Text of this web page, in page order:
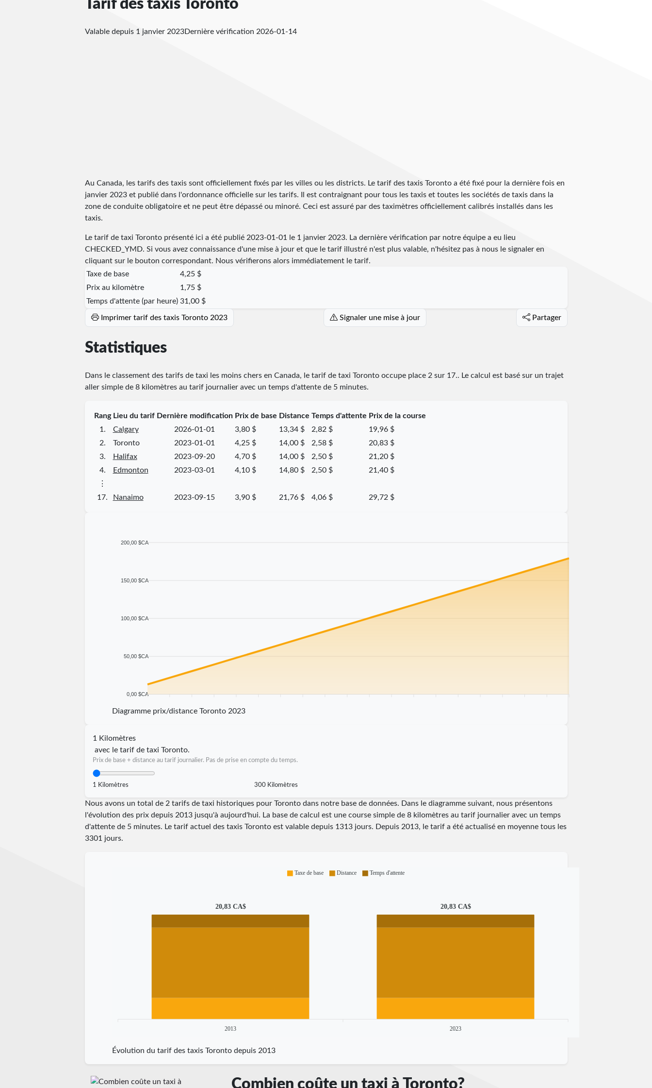
Tarif des taxis Toronto
Valable depuis 1 janvier 2023Dernière vérification 2026-01-14
Au Canada, les tarifs des taxis sont officiellement fixés par les villes ou les districts. Le tarif des taxis Toronto a été fixé pour la dernière fois en
janvier 2023 et publié dans l'ordonnance officielle sur les tarifs. Il est contraignant pour tous les taxis et toutes les sociétés de taxis dans la
zone de conduite obligatoire et ne peut être dépassé ou minoré. Ceci est assuré par des taximètres officiellement calibrés installés dans les
taxis.
Le tarif de taxi Toronto présenté ici a été publié 2023-01-01
le 1 janvier 2023. La dernière vérification par notre équipe a eu lieu
CHECKED_YMD. Si vous avez connaissance d'une mise à jour et que le tarif illustré n'est plus valable, n'hésitez pas à nous le signaler en
cliquant sur le bouton correspondant. Nous vérifierons alors immédiatement le tarif.
Taxe de base
4,25 $
Prix au kilomètre
1,75 $
Temps d'attente (par heure) 31,00 $
Imprimer tarif des taxis Toronto 2023 Signaler une mise à jour Partager
Statistiques
Dans le classement des tarifs de taxi les moins chers en Canada, le tarif de taxi Toronto occupe place 2 sur 17.. Le calcul est basé sur un trajet
aller simple de 8 kilomètres au tarif journalier avec un temps d'attente de 5 minutes.
Rang Lieu du tarif Dernière modification Prix de base Distance Temps d'attente Prix de la course
1.
Calgary 2026-01-01 3,80 $ 13,34 $ 2,82 $
19,96 $
2.
Toronto 2023-01-01 4,25 $ 14,00 $ 2,58 $
20,83 $
3.
Halifax 2023-09-20 4,70 $ 14,00 $ 2,50 $
21,20 $
4.
Edmonton 2023-03-01 4,10 $ 14,80 $ 2,50 $
21,40 $
⋮
17.
Nanaimo 2023-09-15 3,90 $ 21,76 $ 4,06 $ 29,72 $
200,00 $CA
150,00 $CA
100,00 $CA
50,00 $CA
0,00 $CA
Diagramme prix/distance Toronto 2023
1 Kilomètres
avec le tarif de taxi Toronto.
Prix de base + distance au tarif journalier. Pas de prise en compte du temps.
1 Kilomètres 300 Kilomètres
Nous avons un total de 2 tarifs de taxi historiques pour Toronto dans notre base de données. Dans le diagramme suivant, nous présentons
l'évolution des prix depuis 2013 jusqu'à aujourd'hui. La base de calcul est une course simple de 8 kilomètres au tarif journalier avec un temps
d'attente de 5 minutes. Le tarif actuel des taxis Toronto est valable depuis 1313jours. Depuis 2013, le tarif a été actualisé en moyenne tous les
3301 jours.
20,83 CA$ 20,83 CA$
2013 2023
Taxe de base Distance Temps d'attente
Évolution du tarif des taxis Toronto depuis 2013
Combien coûte un taxi à Toronto?